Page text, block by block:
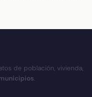
de población, vivienda,
.